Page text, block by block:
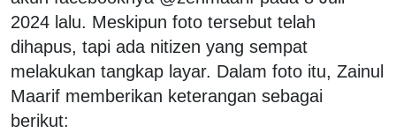
2024 lalu. Meskipun foto tersebut telah
dihapus, tapi ada nitizen yang sempat
melakukan tangkap layar. Dalam foto itu, Zainul
Maarif memberikan keterangan sebagai
berikut: